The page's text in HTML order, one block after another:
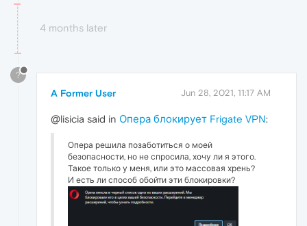
4 months later
?
A Former User Jun 28, 2021, 11:17 AM
@lisicia said in Опера блокирует Frigate VPN:
Опера решила позаботиться о моей
безопасности, но не спросила, хочу ли я этого.
Такое только у меня, или это массовая хрень?
И есть ли способ обойти эти блокировки?